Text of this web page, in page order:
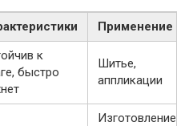
Применение
к
быстро
Шитье,
аппликации
Изготовление